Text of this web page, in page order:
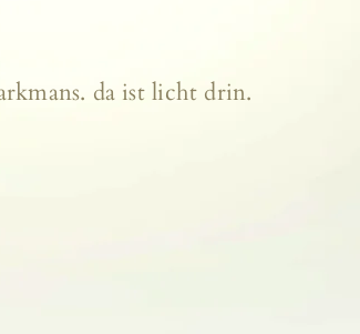
da ist licht drin.